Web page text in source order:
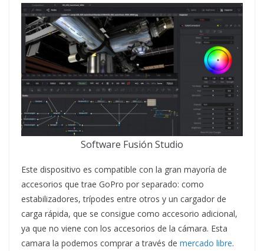
Software Fusión Studio
Este dispositivo es compatible con la gran mayoría de
accesorios que trae GoPro por separado: como
estabilizadores, trípodes entre otros y un cargador de
carga rápida, que se consigue como accesorio adicional,
ya que no viene con los accesorios de la cámara. Esta
camara la podemos comprar a través de mercado libre.